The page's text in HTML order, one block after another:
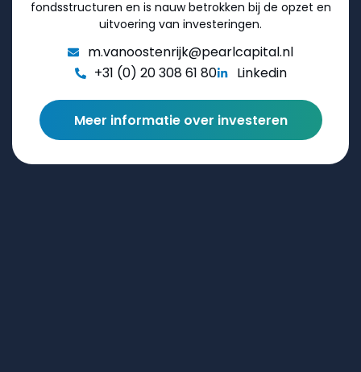
fondsstructuren en is nauw betrokken bij de opzet en
uitvoering van investeringen.
m.vanoostenrijk@pearlcapital.nl
+31 (0) 20 308 61 80
Linkedin
Meer informatie over investeren